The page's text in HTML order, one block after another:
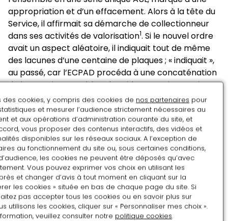
appropriation et d’un effacement. Alors à la tête du
Service, il affirmait sa démarche de collectionneur
dans ses activités devalorisation1. Si le nouvel ordre
avait un aspect aléatoire, il indiquait tout de même
des lacunes d’une centaine de plaques ; « indiquait »,
au passé, car l’ECPAD procéda à une concaténation
de la cotation, comblant les vides. Deux inventaires «
AUL » se superposent donc, celui de Tournassoud et
celui revu par l’ECPAD, aujourd’hui communiqué. La
logique a été recouvrée a posteriori par les équipes
successives de l’ECPAD, lancées dans une patiente
enquête de réattribution.
Quatre numérotations d’époque, plus trois créée par
la MPP, plus deux à l’ECPAD, plus celle du musée
Albert-Kahn, ce ne sont pas moins de dix systèmes
de cotation qui se superposent et se croisent,
réclamant une certaine souplesse de l’esprit pour
des cookies, y compris des cookies de nos partenaires pour
et mesurer l’audience strictement nécessaires au
et aux opérations d’administration courante du site, et
vous proposer des contenus interactifs, des vidéos et
disponibles sur les réseaux sociaux. A l’exception de
au fonctionnement du site ou, sous certaines conditions,
les cookies ne peuvent être déposés qu’avec
Vous pouvez exprimer vos choix en utilisant les
et changer d’avis à tout moment en cliquant sur la
les cookies » située en bas de chaque page du site. Si
pas accepter tous les cookies ou en savoir plus sur
utilisons les cookies, cliquer sur « Personnaliser mes choix ».
veuillez consulter notre politique cookies.